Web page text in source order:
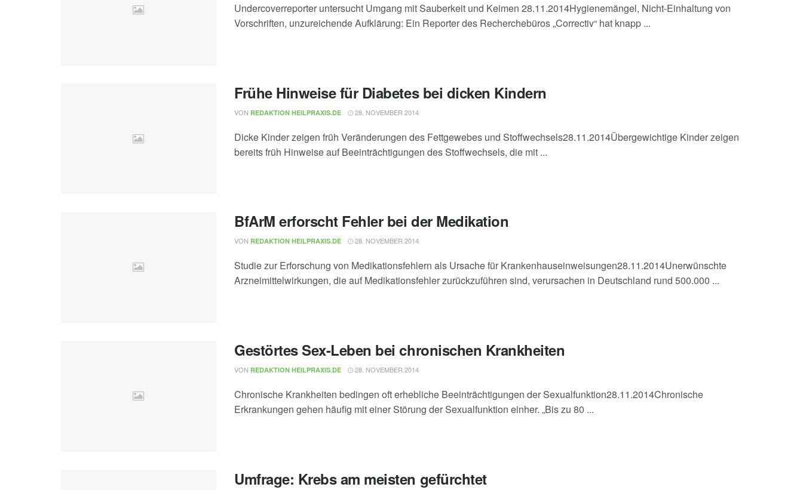
Undercoverreporter untersucht Umgang mit Sauberkeit und Keimen 28.11.2014Hygienemängel, Nicht-Einhaltung von
Vorschriften, unzureichende Aufklärung: Ein Reporter des Recherchebüros „Correctiv“ hat knapp ...
Frühe Hinweise für Diabetes bei dicken Kindern
VON REDAKTION HEILPRAXIS.DE 28. NOVEMBER 2014
Dicke Kinder zeigen früh Veränderungen des Fettgewebes und Stoffwechsels28.11.2014Übergewichtige Kinder zeigen
bereits früh Hinweise auf Beeinträchtigungen des Stoffwechsels, die mit ...
BfArM erforscht Fehler bei der Medikation
VON REDAKTION HEILPRAXIS.DE 28. NOVEMBER 2014
Studie zur Erforschung von Medikationsfehlern als Ursache für Krankenhauseinweisungen28.11.2014Unerwünschte
Arzneimittelwirkungen, die auf Medikationsfehler zurückzuführen sind, verursachen in Deutschland rund 500.000 ...
Gestörtes Sex-Leben bei chronischen Krankheiten
VON REDAKTION HEILPRAXIS.DE 28. NOVEMBER 2014
Chronische Krankheiten bedingen oft erhebliche Beeinträchtigungen der Sexualfunktion28.11.2014Chronische
Erkrankungen gehen häufig mit einer Störung der Sexualfunktion einher. „Bis zu 80 ...
Umfrage: Krebs am meisten gefürchtet